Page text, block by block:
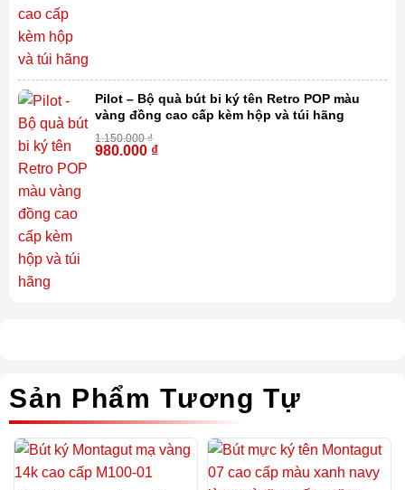
Pilot – Bộ quà bút bi ký tên Retro POP màu
vàng đồng cao cấp kèm hộp và túi hãng
1.150.000₫
980.000 ₫
Sản Phẩm Tương Tự